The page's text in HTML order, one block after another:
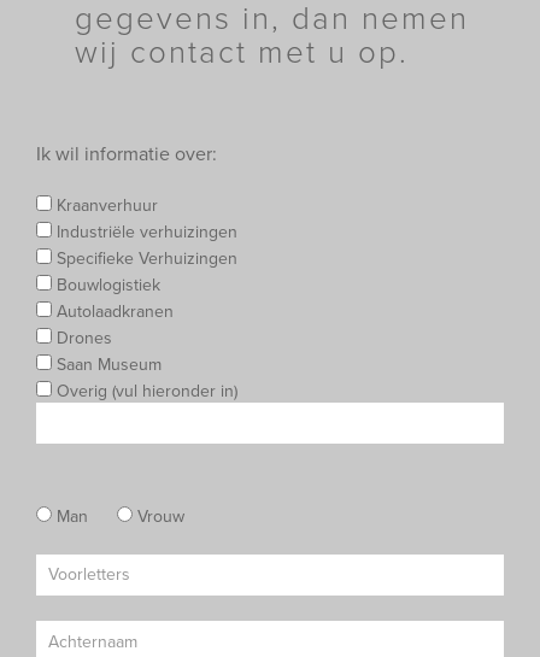
gegevens in, dan nemen
wij contact met u op.
Ik wil informatie over:
Kraanverhuur
Industriële verhuizingen
Specifieke Verhuizingen
Bouwlogistiek
Autolaadkranen
Drones
Saan Museum
Overig (vul hieronder in)
Man Vrouw